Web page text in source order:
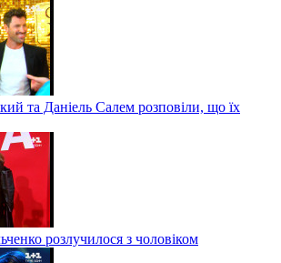
та Даніель Салем розповіли, що їх
розлучилося з чоловіком